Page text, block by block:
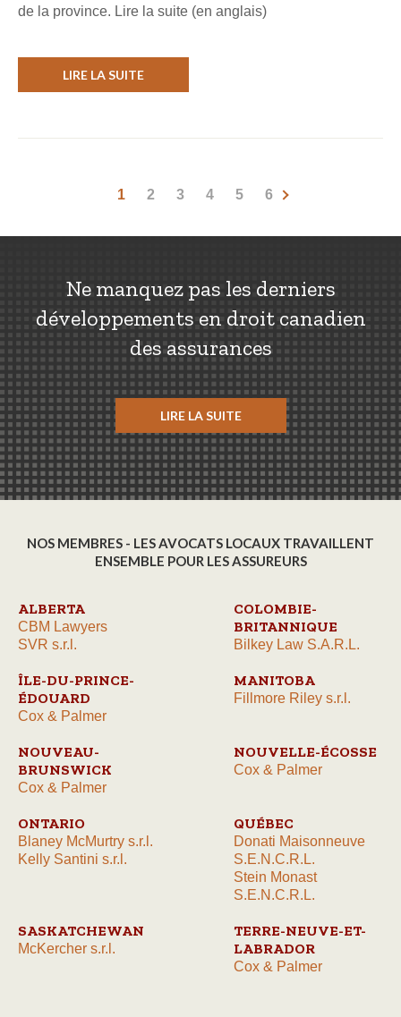
de la province. Lire la suite (en anglais)
LIRE LA SUITE
1 2 3 4 5 6
Ne manquez pas les derniers
développements en droit canadien
des assurances
LIRE LA SUITE
NOS MEMBRES - LES AVOCATS LOCAUX TRAVAILLENT
ENSEMBLE POUR LES ASSUREURS
ALBERTA
CBM Lawyers
SVR s.r.l.
COLOMBIE-
BRITANNIQUE
Bilkey Law S.A.R.L.
ÎLE-DU-PRINCE-
ÉDOUARD
Cox & Palmer
MANITOBA
Fillmore Riley s.r.l.
NOUVEAU-
BRUNSWICK
Cox & Palmer
NOUVELLE-ÉCOSSE
Cox & Palmer
ONTARIO
Blaney McMurtry s.r.l.
Kelly Santini s.r.l.
QUÉBEC
Donati Maisonneuve
S.E.N.C.R.L.
Stein Monast
S.E.N.C.R.L.
SASKATCHEWAN
McKercher s.r.l.
TERRE-NEUVE-ET-
LABRADOR
Cox & Palmer